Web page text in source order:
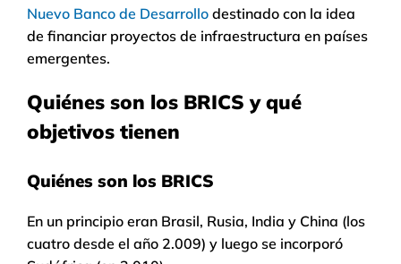
Nuevo Banco de Desarrollo destinado con la idea
de financiar proyectos de infraestructura en países
emergentes.
Quiénes son los BRICS y qué
objetivos tienen
Quiénes son los BRICS
En un principio eran Brasil, Rusia, India y China (los
cuatro desde el año 2.009) y luego se incorporó